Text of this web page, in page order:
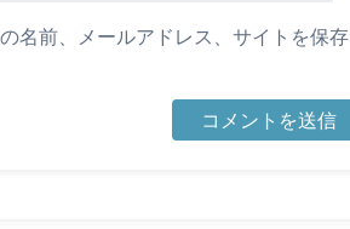
名前、メールアドレス、サイトを保存